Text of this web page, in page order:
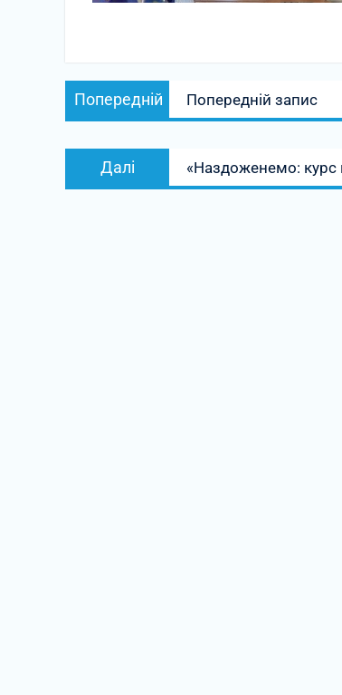
Навігація
записів
Попередній
Попередній
запис:
Попередній запис
Далі
запис:
«Наздоженемо: курс